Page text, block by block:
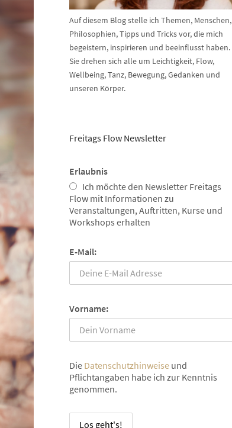
Auf diesem Blog stelle ich Themen, Menschen,
Philosophien, Tipps und Tricks vor, die mich
begeistern, inspirieren und beeinflusst haben.
Sie drehen sich alle um Leichtigkeit, Flow,
Wellbeing, Tanz, Bewegung, Gedanken und
unseren Körper.
Freitags Flow Newsletter
Erlaubnis
Ich möchte den Newsletter Freitags
Flow mit Informationen zu
Veranstaltungen, Auftritten, Kurse und
Workshops erhalten
E-Mail:
Vorname:
Die Datenschutzhinweise und
Pflichtangaben habe ich zur Kenntnis
genommen.